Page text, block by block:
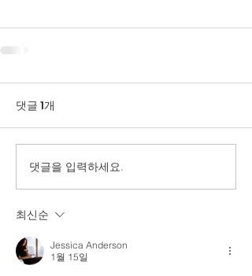
댓글 1개
댓글을 입력하세요.
최신순
Jessica Anderson
1월 15일